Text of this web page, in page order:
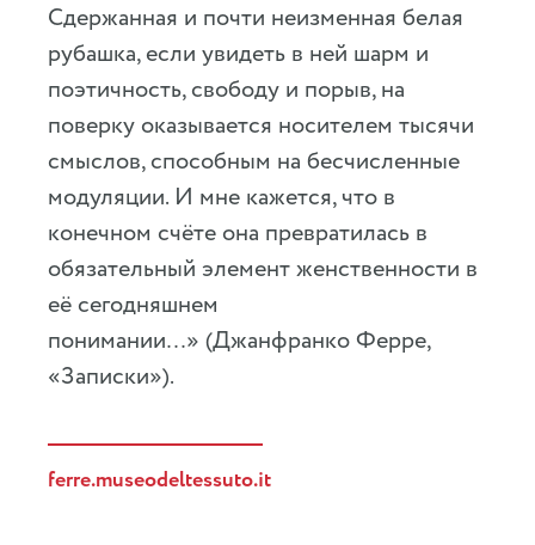
Сдержанная и почти неизменная белая
рубашка, если увидеть в ней шарм и
поэтичность, свободу и порыв, на
поверку оказывается носителем тысячи
смыслов, способным на бесчисленные
модуляции. И мне кажется, что в
конечном счёте она превратилась в
обязательный элемент женственности в
её сегодняшнем
понимании…» (Джанфранко Ферре,
«Записки»).
ferre.museodeltessuto.it